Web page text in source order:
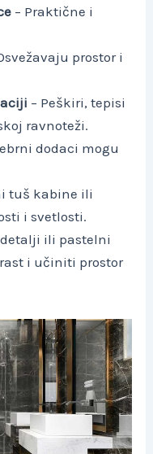
– Praktične i
prostor i
– Peškiri, tepisi
ravnoteži.
dodaci mogu
tuš kabine ili
i svetlosti.
detalji ili pastelni
i učiniti prostor